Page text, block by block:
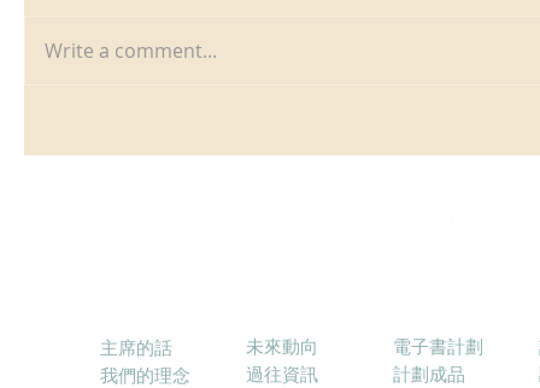
Write a comment...
主席的話
我們的理念
未來動向
過往資訊
電子書計劃
計劃成品